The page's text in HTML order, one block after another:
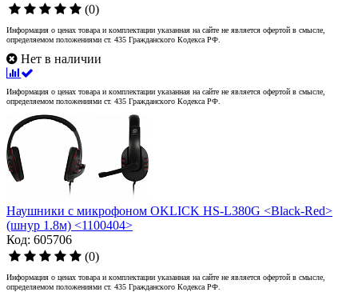
(0)
Информация о ценах товара и комплектации указанная на сайте не является офертой в смысле,
определяемом положениями ст. 435 Гражданского Кодекса РФ.
Нет в наличии
Информация о ценах товара и комплектации указанная на сайте не является офертой в смысле,
определяемом положениями ст. 435 Гражданского Кодекса РФ.
Наушники с микрофоном OKLICK HS-L380G <Black-Red>
(шнур 1.8м) <1100404>
Код: 605706
(0)
Информация о ценах товара и комплектации указанная на сайте не является офертой в смысле,
определяемом положениями ст. 435 Гражданского Кодекса РФ.